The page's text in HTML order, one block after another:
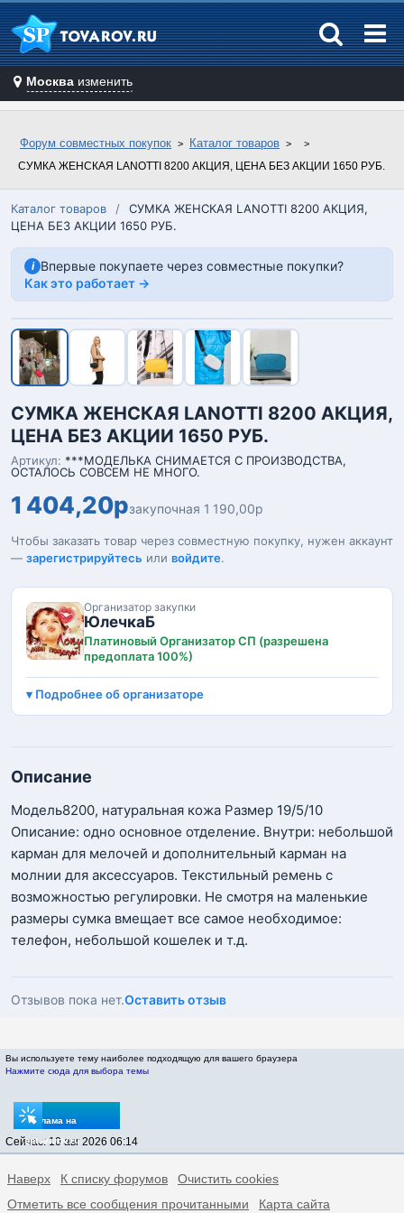
Москва изменить
Форум совместных покупок Каталог товаров
СУМКА ЖЕНСКАЯ LANOTTI 8200 АКЦИЯ, ЦЕНА БЕЗ АКЦИИ 1650 РУБ.
Каталог товаров /
СУМКА ЖЕНСКАЯ LANOTTI 8200 АКЦИЯ,
ЦЕНА БЕЗ АКЦИИ 1650 РУБ.
i Впервые покупаете через совместные покупки?
Как это работает →
СУМКА ЖЕНСКАЯ LANOTTI 8200 АКЦИЯ,
ЦЕНА БЕЗ АКЦИИ 1650 РУБ.
Артикул: ***МОДЕЛЬКА СНИМАЕТСЯ С ПРОИЗВОДСТВА,
ОСТАЛОСЬ СОВСЕМ НЕ МНОГО.
1 404,20рзакупочная 1 190,00р
Чтобы заказать товар через совместную покупку, нужен аккаунт
— зарегистрируйтесь или войдите.
Организатор закупки
ЮлечкаБ
Платиновый Организатор СП (разрешена
предоплата 100%)
Подробнее об организаторе
Описание
Модель8200, натуральная кожа Размер 19/5/10
Описание: одно основное отделение. Внутри: небольшой
карман для мелочей и дополнительный карман на
молнии для аксессуаров. Текстильный ремень с
возможностью регулировки. Не смотря на маленькие
размеры сумка вмещает все самое необходимое:
телефон, небольшой кошелек и т.д.
Отзывов пока нет.Оставить отзыв
Вы используете тему наиболее подходящую для вашего браузера
Нажмите сюда для выбора темы
Реклама на
sptovarov.ru
Сейчас: 10 авг 2026 06:14
Наверх К списку форумов
Очистить cookies
Отметить все сообщения прочитанными
Карта сайта